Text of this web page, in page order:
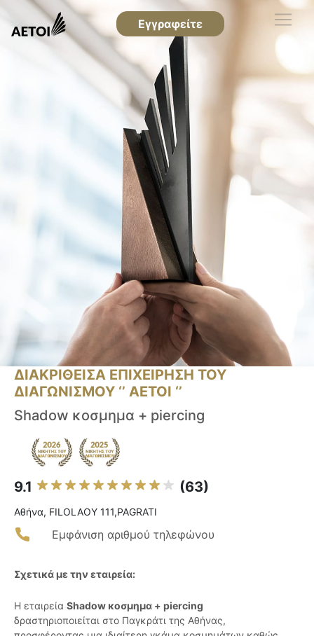
Εγγραφείτε
ΔΙΑΚΡΙΘΕΙΣΑ ΕΠΙΧΕΙΡΗΣΗ ΤΟΥ
ΔΙΑΓΩΝΙΣΜΟΥ ‘’ ΑΕΤΟΙ ‘’
Shadow κοσμημα + piercing
9.1 (63)
Αθήνα, FILOLAOY 111,PAGRATI
Εμφάνιση αριθμού τηλεφώνου
Σχετικά με την εταιρεία:
Η εταιρεία Shadow κοσμημα + piercing
δραστηριοποιείται στο Παγκράτι της Αθήνας,